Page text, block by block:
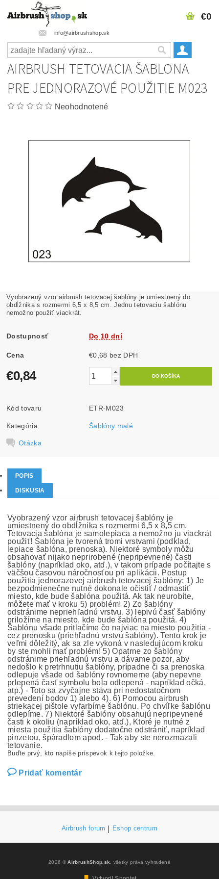
info@airbrushshop.sk
€0
AIRBRUSH TETOVACIA ŠABLONA
PRE JEDNORAZOVÉ POUŽITIE M023
Neohodnotené
Vyobrazený vzor airbrush tetovacej šablóny je umiestnený do
obdĺžnika s rozmermi 6,5 x 8,5 cm. Jednu tetovaciu šablónu
nemožno použiť viackrát.
Dostupnosť Do 10 dní
Cena €0,68 bez DPH
€0,84
Kód tovaru ETR-M023
Kategória Šablóny malé
Otázka
POPIS
DISKUSIA
Vyobrazený vzor airbrush tetovacej šablóny je
umiestnený do obdĺžnika s rozmermi 6,5 x 8,5 cm.
Tetovacia šablóna je samolepiaca a nemožno ju viackrát
použiť! Šablóna je tvorená tromi vrstvami (podklad,
lepiace šablóna, prenoska). Niektoré symboly môžu
obsahovať nijako neprirobené (nepripevnené) časti
šablóny (napríklad oko, atď.), v takom prípade počítajte s
väčšou časovou náročnosťou pri aplikácii. Postup
použitia jednorazovej airbrush tetovacej šablóny: 1) Je
bezpodmienečne nutné dokonale očistiť / odmastiť
miesto, kde bude šablóna použitá. Ak tak neurobíte,
môžete mať v kroku 5) problém! 2) Zo šablóny
odstránime nepriehľadnú vrstvu. 3) lepivú časť šablóny
priložíme na miesto, kde bude šablóna použitá. 4)
Šablónu všade pritlačíme čo najviac na miesto použitia -
cez prenosku (priehľadnú vrstvu šablóny). Tento krok je
veľmi dôležitý, ak sa zle vykoná v nasledujúcom kroku
by ste mohli mať problém! 5) Opatrne zo šablóny
odstránime priehľadnú vrstvu a dávame pozor, aby
nedošlo k pretrhnutiu šablóny, prípadne či sa prenoska
odlepuje všade od šablóny rovnomerne (aby nepevne
prlepená časť symbolu bola odlepená - napríklad očká,
atp.) - Toto sa zvyčajne stáva pri nedostatočnom
prevedení bodov 1) alebo 4). 6) Pomocou airbrush
striekacej pištole vyfarbíme šablónu. Po chvíľke šablónu
odlepíme. 7) Niektoré šablóny obsahujú nepripevnené
časti k okoliu (napríklad oko, atď.), Ktoré je nutné z
miesta použitia šablóny dodatočne odstrániť, napríklad
pinzetou, špáradlom apod. - Tak aby ste nerozmazali
tetovanie.
Buďte prvý, kto napíše príspevok k tejto položke.
Pridať komentár
Airbrush forum Eshop centrum
2026 ©AirbrushShop.sk , všetky práva vyhradené